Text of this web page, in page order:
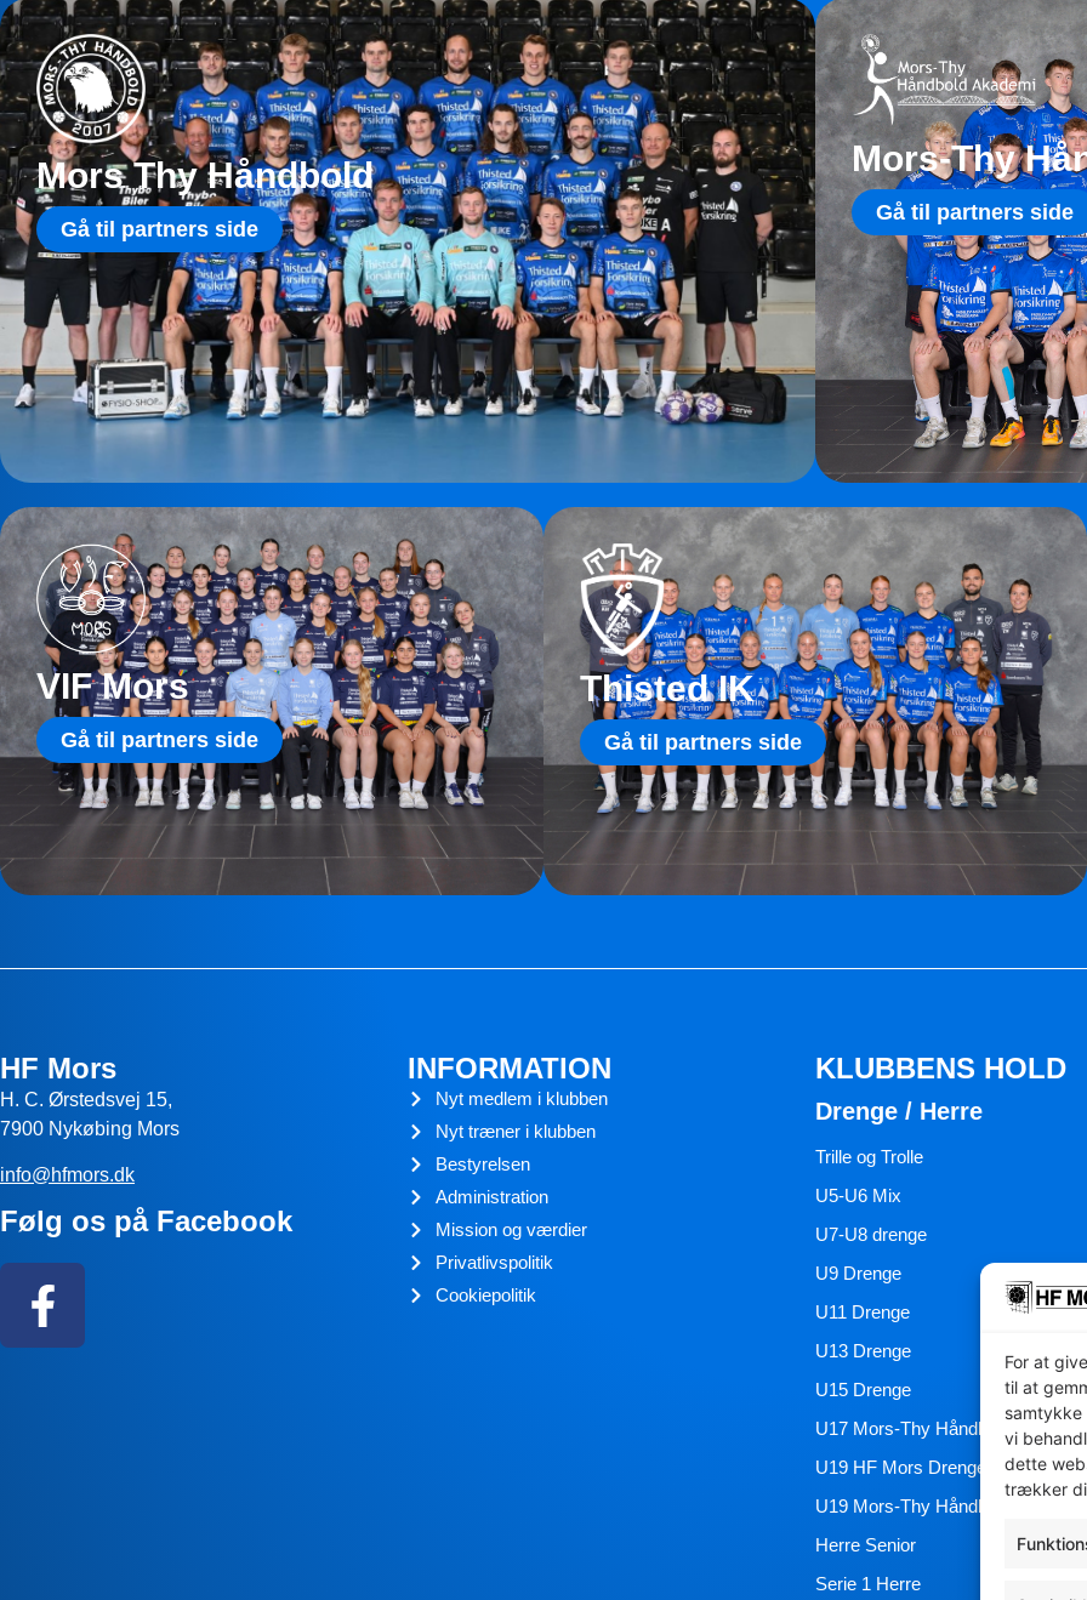
For at
til at
vi
dette
trækker
Mors Thy Håndbold
Gå til partners side
Mors-Thy
Gå til partners side
VIF Mors
Gå til partners side
Thisted IK
Gå til partners side
HF Mors
H. C. Ørstedsvej 15,
7900 Nykøbing Mors
info@hfmors.dk
Følg os på Facebook
INFORMATION
Nyt medlem i klubben
Nyt træner i klubben
Bestyrelsen
Administration
Mission og værdier
Privatlivspolitik
Cookiepolitik
KLUBBENS HOLD
Drenge / Herre
Trille og Trolle
U5-U6 Mix
U7-U8 drenge
U9 Drenge
U11 Drenge
U13 Drenge
U15 Drenge
U17 Mors-Thy Håndbold
U19 HF Mors Drenge 3
U19 Mors-Thy Håndbold
Herre Senior
Serie 1 Herre